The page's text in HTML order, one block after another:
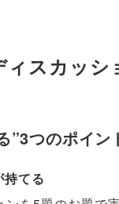
スカッシ
”3つのポイン
てる